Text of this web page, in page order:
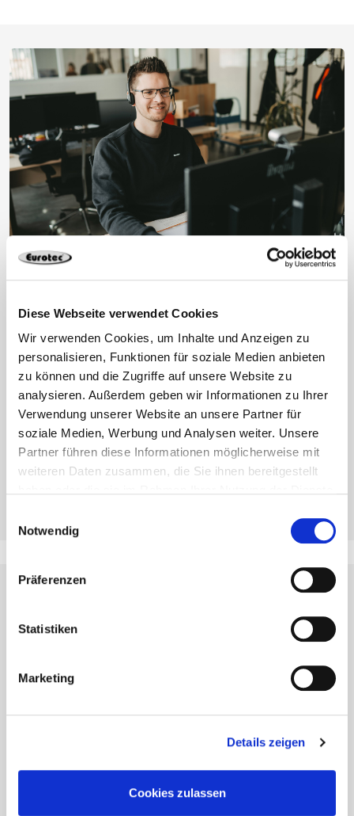
Diese Webseite verwendet Cookies
Wir verwenden Cookies, um Inhalte und Anzeigen zu
personalisieren, Funktionen für soziale Medien anbieten
zu können und die Zugriffe auf unsere Website zu
analysieren. Außerdem geben wir Informationen zu Ihrer
Verwendung unserer Website an unsere Partner für
soziale Medien, Werbung und Analysen weiter. Unsere
Partner führen diese Informationen möglicherweise mit
weiteren Daten zusammen, die Sie ihnen bereitgestellt
Notwendig
Präferenzen
Statistiken
Marketing
Details zeigen
Cookies zulassen
Nuestro Departamento de
Tecnología y Construcción
¡Estaremos encantados de asesorarle en sus proyectos!
Contacte con nuestro Departamento Técnico por e-mail
entechnik@eurotec.team, llámenos al+49 2331 62 45-
444o utilice nuestro software gratuito de planificación.
No vuelva a perderse las noticias y la